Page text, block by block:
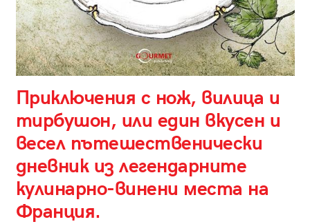
Приключения с нож, вилица и
тирбушон, или един вкусен и
весел пътешественически
дневник из легендарните
кулинарно-винени места на
Франция.